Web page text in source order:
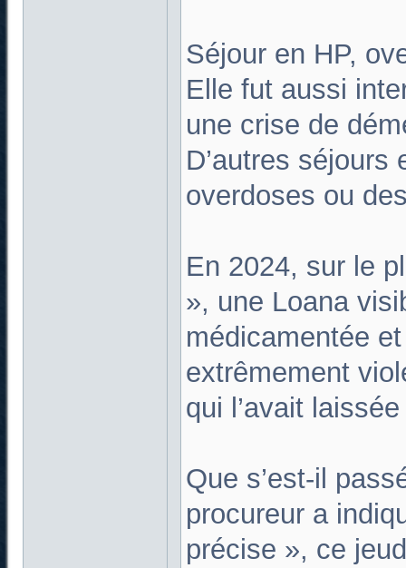
Séjour en HP,
Elle fut aussi
une crise de
D’autres
overdoses ou
En 2024, sur le
», une Loana
médicamentée
extrêmement
qui l’avait
Que s’est-il
procureur a
précise », ce